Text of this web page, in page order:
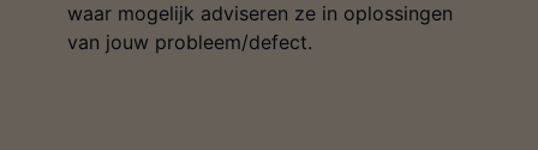
waar mogelijk adviseren ze in oplossingen
van jouw probleem/defect.